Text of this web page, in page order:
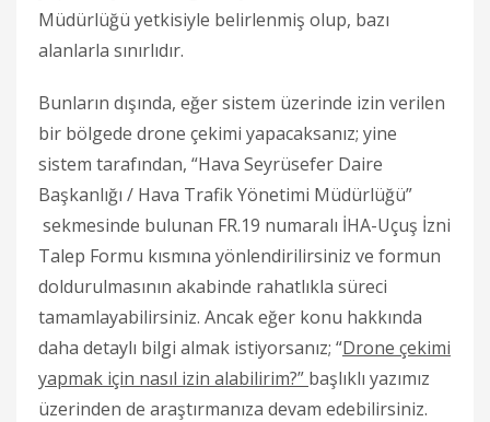
Müdürlüğü yetkisiyle belirlenmiş olup, bazı
alanlarla sınırlıdır.
Bunların dışında, eğer sistem üzerinde izin verilen
bir bölgede drone çekimi yapacaksanız; yine
sistem tarafından, “Hava Seyrüsefer Daire
Başkanlığı / Hava Trafik Yönetimi Müdürlüğü”
sekmesinde bulunan FR.19 numaralı İHA-Uçuş İzni
Talep Formu kısmına yönlendirilirsiniz ve formun
doldurulmasının akabinde rahatlıkla süreci
tamamlayabilirsiniz. Ancak eğer konu hakkında
daha detaylı bilgi almak istiyorsanız; “Drone çekimi
yapmak için nasıl izin alabilirim?” başlıklı yazımız
üzerinden de araştırmanıza devam edebilirsiniz.